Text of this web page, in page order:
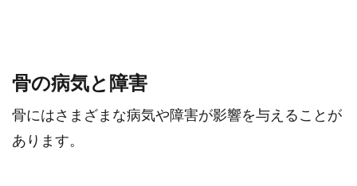
骨の病気と障害
骨にはさまざまな病気や障害が影響を与えることが
あります。